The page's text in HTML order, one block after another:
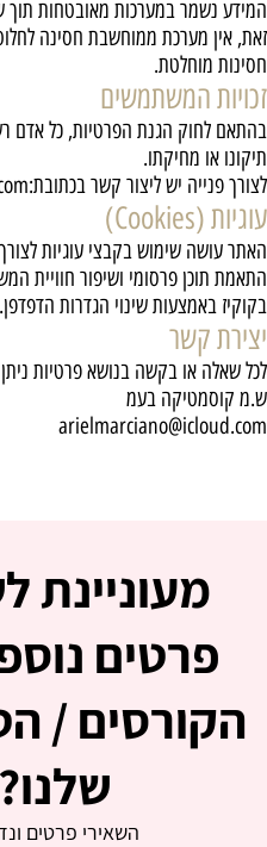
המידע נשמר במערכות מאובטחות
זאת, אין מערכת ממוחשבת חסינה
חסינות מוחלטת.
זכויות המשתמשים
בהתאם לחוק הגנת הפרטיות, כל אדם
תיקונו או מחיקתו.
לצורך פנייה יש ליצור קשר בכתובת:arielmarciano@icloud.com
עוגיות (Cookies)
האתר עושה שימוש בקבצי עוגיות
התאמת תוכן פרסומי ושיפור
בקוקיז באמצעות שינוי הגדרות הדפדפן.
יצירת קשר
לכל שאלה או בקשה בנושא פרטיות ניתן
ש.מ קוסמטיקה בעמ
arielmarciano@icloud.com
מעוניינת
פרטים
הקורסים /
שלנו?
השאירי פרטים